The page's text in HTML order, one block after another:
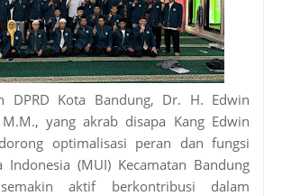
DPRD Kota Bandung, Dr. H. Edwin
M.M., yang akrab disapa Kang Edwin
optimalisasi peran dan fungsi
Indonesia (MUI) Kecamatan Bandung
aktif berkontribusi dalam